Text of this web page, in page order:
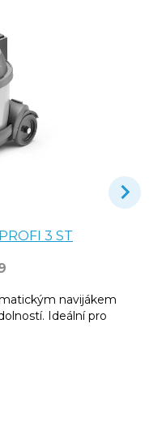
3 ST
navijákem
Ideální pro